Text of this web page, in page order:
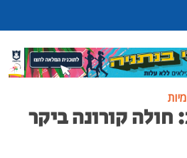
קורונה ביקר